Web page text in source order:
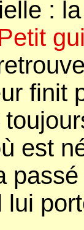
:
finit
est